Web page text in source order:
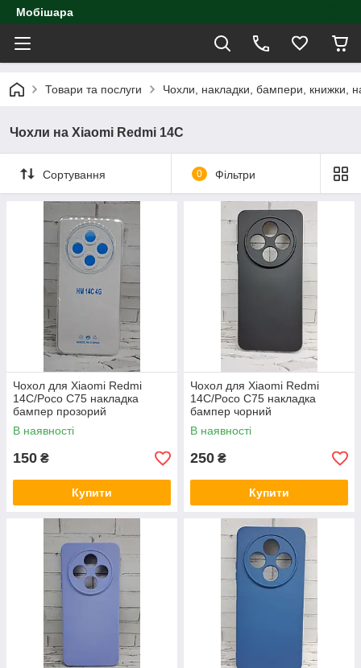
Мобішара
Товари та послуги Чохли, накладки, бампери, книжки,
Чохли на Xiaomi Redmi 14C
Сортування 0 Фільтри
Чохол для Xiaomi Redmi
14C/Poco C75 накладка
бампер прозорий
В наявності
150 ₴
Купити
Чохол для Xiaomi Redmi
14C/Poco C75 накладка
бампер чорний
В наявності
250 ₴
Купити